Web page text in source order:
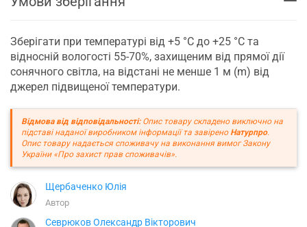
Зберігати при температурі від +5 °C до +25 °C та
відносній вологості 55-70%, захищеним від прямої дії
сонячного світла, на відстані не менше 1 м (m) від
джерел підвищеної температури.
Відмова від відповідальності:Опис товару складено виключно на
підставі наданої виробником інформації та завірено Натурпро.
Опис товару надається споживачу на виконання вимог Закону
України «Про захист прав споживачів».
Щербаченко Юлія
Автор
Севрюков Олександр Вікторович